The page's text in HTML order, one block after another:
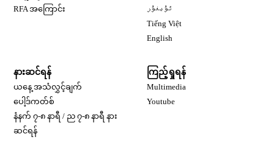
RFA အကြောင်း
ئۇيغۇر
Tiếng Việt
English
နားဆင်ရန်
ယနေ့ အသံလွှင့်ချက်
ပေါ့ဒ်ကတ်စ်
နံနက် ၇-၈ နာရီ / ည ၇-၈ နာရီ နား
ဆင်ရန်
ကြည့်ရှုရန်
Multimedia
Youtube